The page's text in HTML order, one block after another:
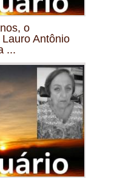
o
Antônio
...